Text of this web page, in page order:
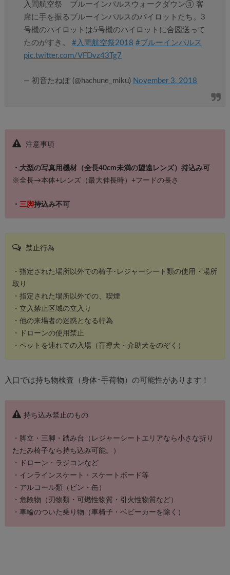
入間航空祭 ブルーインパルスウォークダウン③ 客
席に手を振るブルーインパルスのパイロットたち。3
号機のパイロットは5号機のパイロットに合図送って
たのがすき。#入間航空祭2018 #ブルーインパルス
pic.twitter.com/VFDvz43Tg7
— 初音たねぽ (@hachune_miku) November 3, 2018
注意事項
・大型の写真用機材（全長40cm未満の望遠レンズ）持込み可
※全長→本体+レンズ（最大伸長時）+フードの長さ
・ 三脚持込み不可
禁止行為
・指定された場所以外での椅子･レジャーシート類の使用・場所
取り
・指定された場所以外での、喫煙
・立入禁止区域の立入り
・他の来場者の迷惑となる行為
・ドローンの使用禁止
・ペットを連れての入場（盲導犬・介助犬をのぞく）
入口では持ち物検査（身体･手荷物）の可能性があります！
持ち込み禁止のもの
・脚立・三脚・踏み台（レジャーシートエリアなら小さな折り
たたみ椅子なら持ち込み可能。）
・ドローン・ラジコンなど
・インラインスケート・スケートボード等
・アルコール類（ビン・缶）
・危険物（刃物類・可燃性物質・引火性物質など）
・車輪のついた乗り物（車椅子・ベビーカーを除く）